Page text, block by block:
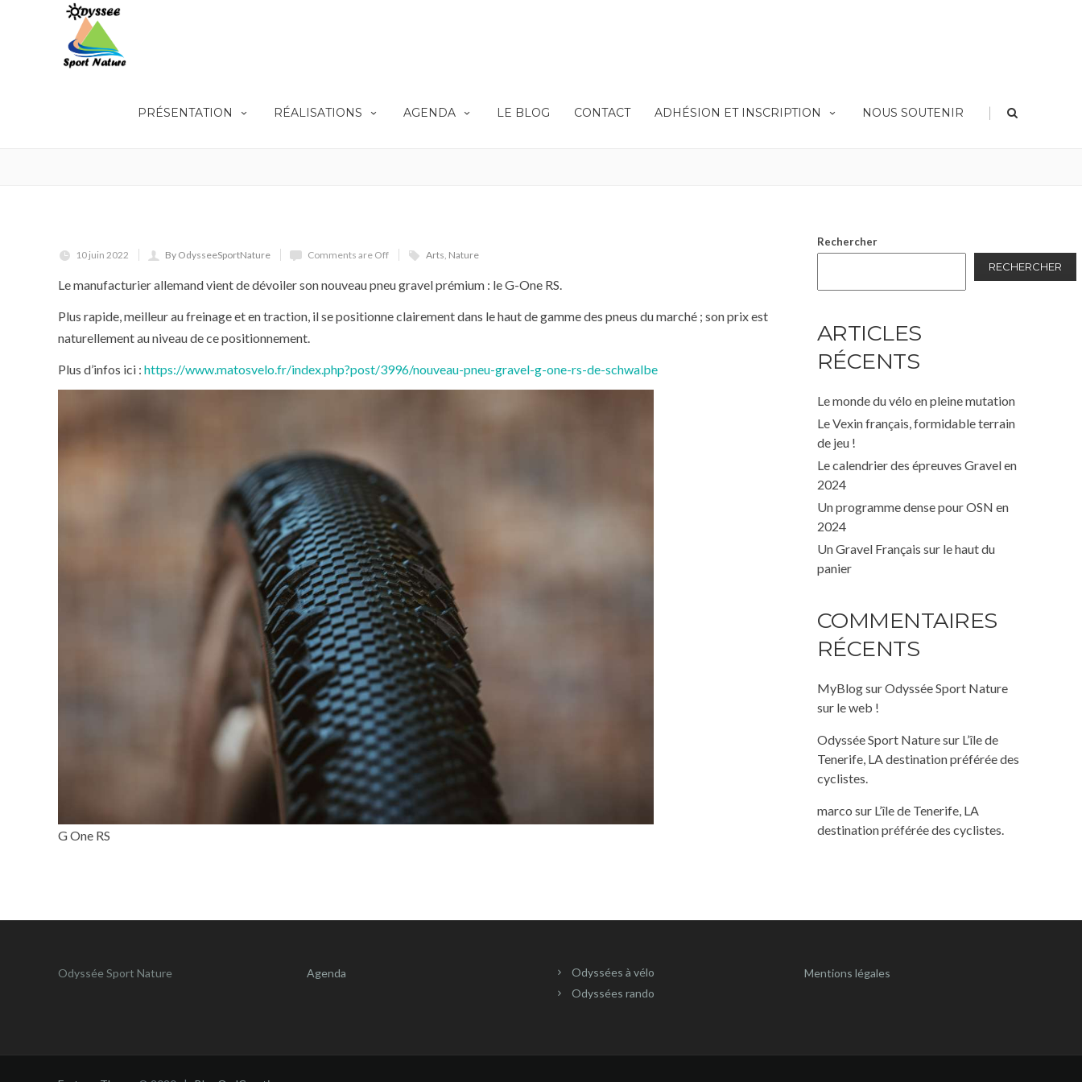
PRÉSENTATION RÉALISATIONS AGENDA LE BLOG CONTACT ADHÉSION ET INSCRIPTION NOUS SOUTENIR |
Home Custom Design Mobile Apps GRAVEL : le G-One RS, le nouveau pneu Gravel haut de gamme de Schwalbe.
GRAVEL : LE G-ONE RS, LE NOUVEAU PNEU GRAVEL
10 juin 2022 By OdysseeSportNature Comments are Off Arts, Nature
Le manufacturier allemand vient de dévoiler son nouveau pneu gravel prémium : le G-One RS.
Plus rapide, meilleur au freinage et en traction, il se positionne clairement dans le haut de gamme des pneus du marché ; son prix est
naturellement au niveau de ce positionnement.
Plus d’infos ici : https://www.matosvelo.fr/index.php?post/3996/nouveau-pneu-gravel-g-one-rs-de-schwalbe
G One RS
Rechercher
RECHERCHER
ARTICLES
RÉCENTS
Le monde du vélo en pleine mutation
Le Vexin français, formidable terrain
de jeu !
Le calendrier des épreuves Gravel en
2024
Un programme dense pour OSN en
2024
Un Gravel Français sur le haut du
panier
COMMENTAIRES
RÉCENTS
MyBlogsurOdyssée Sport Nature
sur le web !
Odyssée Sport Naturesur L’île de
Tenerife, LA destination préférée des
cyclistes.
marco sur L’île de Tenerife, LA
destination préférée des cyclistes.
Odyssée Sport Nature Agenda
Odyssées à vélo
Odyssées rando
Mentions légales